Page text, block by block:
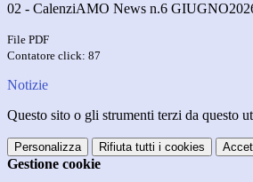
02 - CalenziAMO News n.6
File PDF
Contatore click: 87
Notizie
Questo sito o gli strumenti terzi da questo
Personalizza Rifiuta tutti i cookies
Gestione cookie